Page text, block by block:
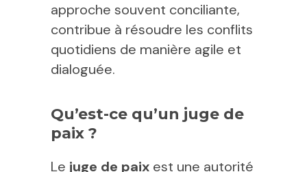
approche souvent conciliante,
contribue à résoudre les conflits
quotidiens de manière agile et
dialoguée.
Qu’est-ce qu’un juge de
paix ?
Le juge de paix est une autorité